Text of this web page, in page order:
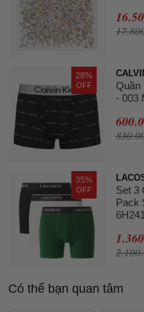
28%
OFF
Quần
- 003
35%
OFF
Set 3
Pack
Có thể bạn quan tâm